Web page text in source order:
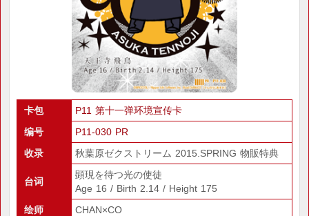
卡包
P11 第十一弹环境宣传卡
编号
P11-030 PR
收录
秋葉原ゼクストリーム 2015.SPRING 物販特典
台词
顕現を待つ光の使徒
Age 16 / Birth 2.14 / Height 175
绘师
CHAN×CO